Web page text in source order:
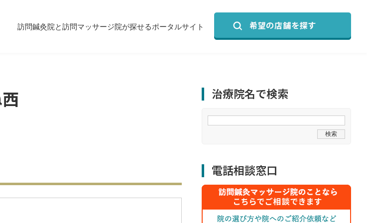
訪問鍼灸院と訪問マッサージ院が探せるポータルサイト
治療院名で検索
電話相談窓口